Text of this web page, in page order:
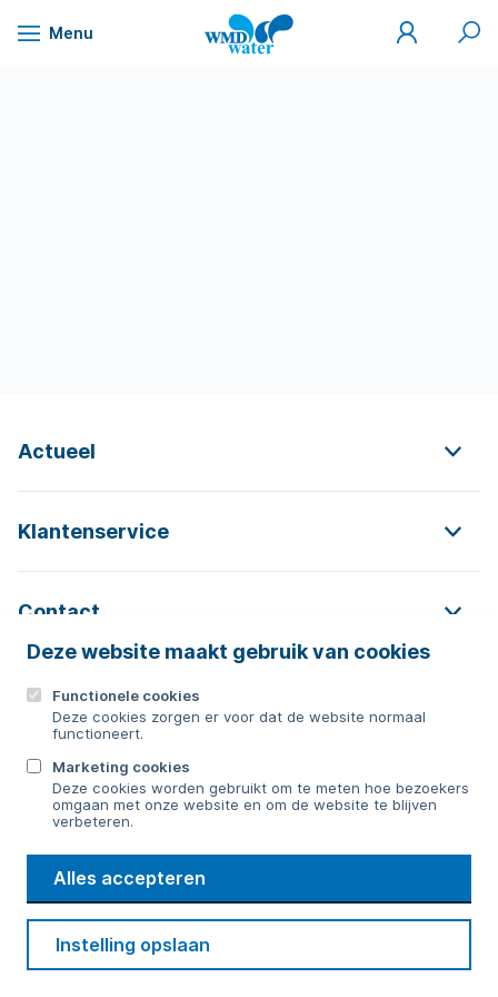
Naar
Deze website maakt gebruik van cookies
Functionele cookies
Deze cookies zorgen er voor dat de website normaal
functioneert.
Marketing cookies
Deze cookies worden gebruikt om te meten hoe bezoekers
omgaan met onze website en om de website te blijven
verbeteren.
Alles accepteren
Instelling opslaan
Menu
WMD
Drinkwater
Mijn
WMD
Zoek
Actueel
Klantenservice
Contact
Contact
Bericht sturen
WMD
Drinkwater
Cookie voorkeuren
Privacy Disclaimer